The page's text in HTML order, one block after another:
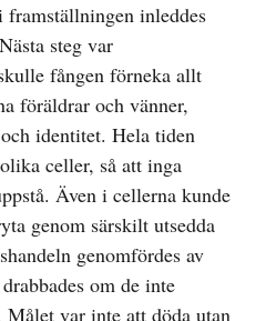
inleddes
steg var
fången förneka allt
föräldrar och vänner,
identitet. Hela tiden
celler, så att inga
Även i cellerna kunde
genom särskilt utsedda
genomfördes av
om de inte
Målet var inte att döda utan